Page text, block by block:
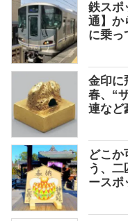
鉄ス
通】か
に乗っ
金印に
春、“
連など
どこか
う、
ースポ